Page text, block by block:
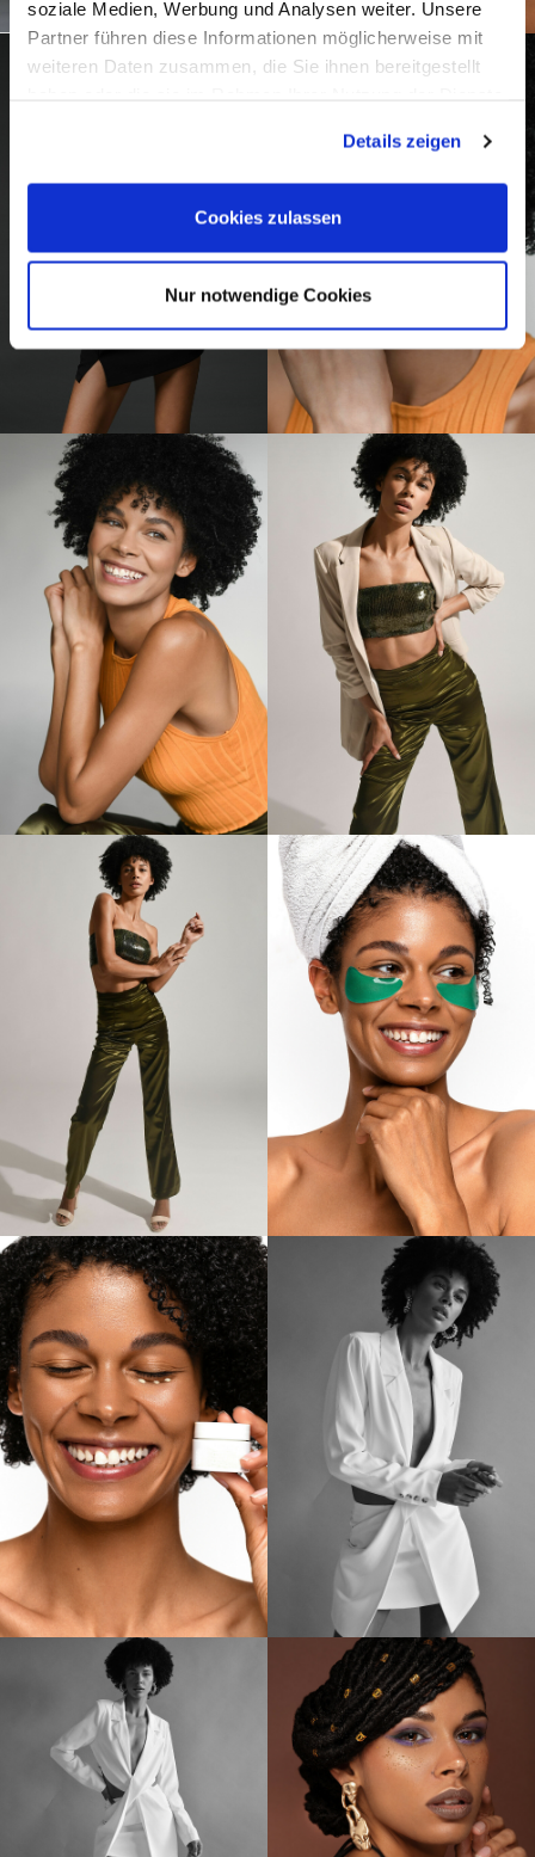
soziale Medien, Werbung und Analysen weiter. Unsere
Partner führen diese Informationen möglicherweise mit
weiteren Daten zusammen, die Sie ihnen bereitgestellt
Details zeigen
Cookies zulassen
Nur notwendige Cookies